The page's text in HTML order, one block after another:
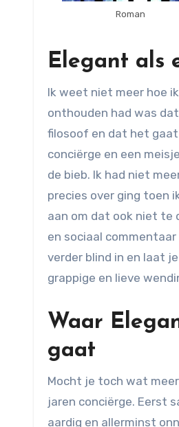
Roman
Elegant als
Ik weet niet meer hoe
onthouden had was
filosoof en dat het
conciërge en een
de bieb. Ik had niet
precies over ging toen
aan om dat ook niet te
en sociaal
verder blind in en laat
grappige en lieve
Waar
gaat
Mocht je toch wat
jaren conciërge. Eerst
aardig en allerminst